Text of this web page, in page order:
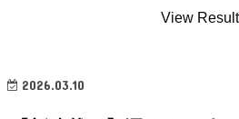
View
2026.03.10